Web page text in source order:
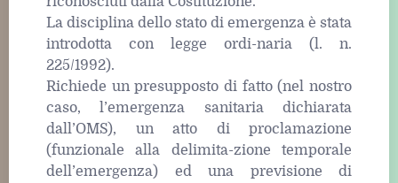
La disciplina dello stato di emergenza è stata
introdotta con legge ordi-naria (l. n.
225/1992).
Richiede un presupposto di fatto (nel nostro
caso, l’emergenza sanitaria dichiarata
dall’OMS), un atto di proclamazione
(funzionale alla delimita-zione temporale
dell’emergenza) ed una previsione di